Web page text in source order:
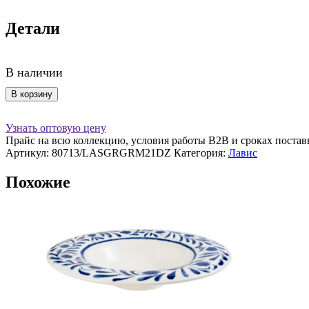
Детали
В наличии
Количество
товара
d=210
мм.
Лавис
форма
Гурмэ
В корзину
Узнать оптовую цену
Прайс на всю коллекцию, условия работы В2В и сроках
Артикул: 80713/LASGRGRM21DZ Категория: Лавис
Похожие